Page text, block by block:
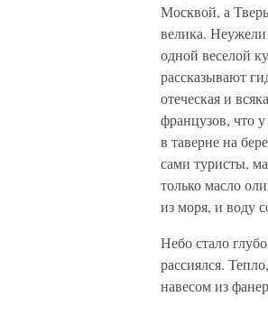
Москвой, а
велика.
одной веселой
рассказывают
отеческая и
французов, что
в таверне на
сами туристы,
только масло
из моря, и воду
Небо стало
рассиялся.
навесом из